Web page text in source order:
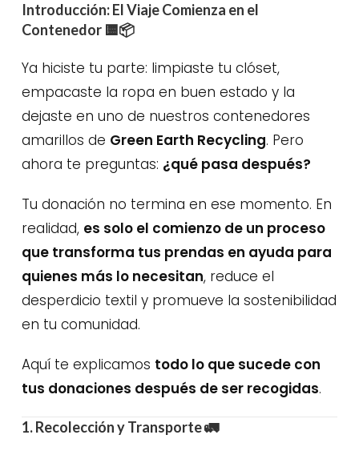
Introducción: El Viaje Comienza en el
Contenedor🟨📦
Ya hiciste tu parte: limpiaste tu clóset,
empacaste la ropa en buen estado y la
dejaste en uno de nuestros contenedores
amarillos de Green Earth Recycling. Pero
ahora te preguntas: ¿qué pasa después?
Tu donación no termina en ese momento. En
realidad, es solo el comienzo de un proceso
que transforma tus prendas en ayuda para
quienes más lo necesitan, reduce el
desperdicio textil y promueve la sostenibilidad
en tu comunidad.
Aquí te explicamos todo lo que sucede con
tus donaciones después de ser recogidas.
1. Recolección y Transporte🚛